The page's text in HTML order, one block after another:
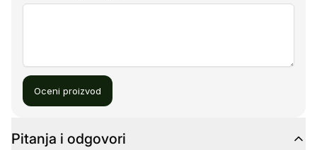
Oceni proizvod
Pitanja i odgovori